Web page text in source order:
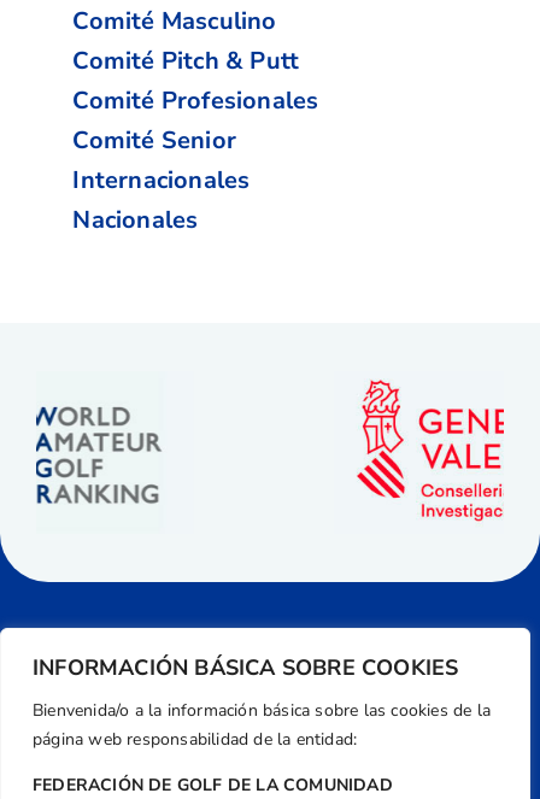
INFORMACIÓN BÁSICA SOBRE COOKIES
Bienvenida/o a la información básica sobre las cookies de la
página web responsabilidad de la entidad:
FEDERACIÓN DE GOLF DE LA COMUNIDAD
Comité Masculino
Comité Pitch & Putt
Comité Profesionales
Comité Senior
Internacionales
Nacionales